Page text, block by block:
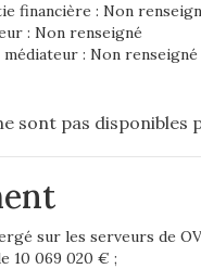
financière : Non
: Non renseigné
: Non renseigné
sont pas
sur les serveurs de
10 069 020 € ;